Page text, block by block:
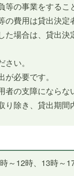
の事業をするこ
費用は貸出決定
た場合は、貸出
い。
必要です。
者の支障になら
除き、貸出期間
～12時、13時～